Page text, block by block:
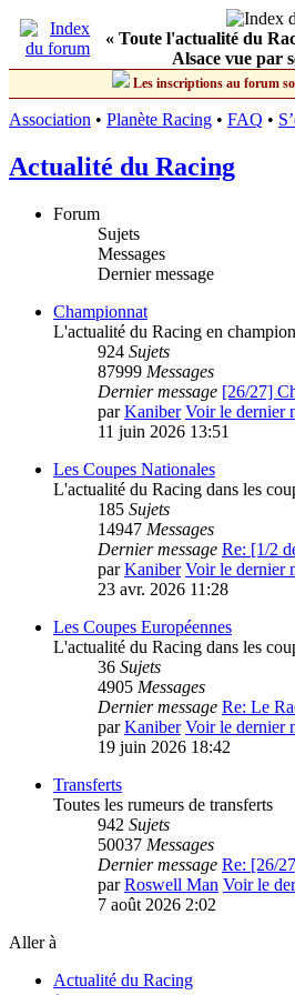
« Toute l'actualité du
Alsace vue par
Les inscriptions au forum
Association • Planète Racing • FAQ •
Actualité du Racing
Forum
Sujets
Messages
Dernier message
Championnat
L'actualité du Racing en
924 Sujets
87999 Messages
Dernier message [26/27]
parKaniber Voir le dernier
11 juin 2026 13:51
Les Coupes Nationales
L'actualité du Racing dans les
185 Sujets
14947 Messages
Dernier message Re: [1/2
parKaniber Voir le dernier
23 avr. 2026 11:28
Les Coupes Européennes
L'actualité du Racing dans les
36 Sujets
4905 Messages
Dernier message Re: Le
parKaniber Voir le dernier
19 juin 2026 18:42
Transferts
Toutes les rumeurs de transferts
942 Sujets
50037 Messages
Dernier message Re: [26/
parRoswell Man Voir le
7 août 2026 2:02
Aller à
Actualité du Racing